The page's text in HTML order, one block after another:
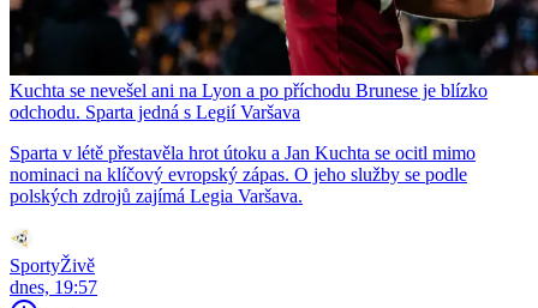
Kuchta se nevešel ani na Lyon a po příchodu Brunese je blízko
odchodu. Sparta jedná s Legií Varšava
Sparta v létě přestavěla hrot útoku a Jan Kuchta se ocitl mimo
nominaci na klíčový evropský zápas. O jeho služby se podle
polských zdrojů zajímá Legia Varšava.
SportyŽivě
dnes, 19:57